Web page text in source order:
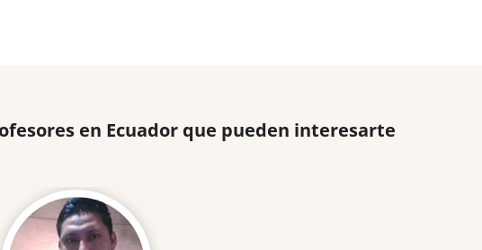
en Ecuador que pueden interesarte